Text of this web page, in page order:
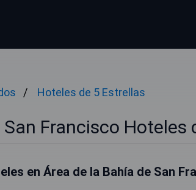
Hoteles de 5 Estrellas
Francisco Hoteles
en Área de la Bahía de San